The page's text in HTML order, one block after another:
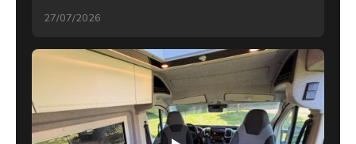
27/07/2026